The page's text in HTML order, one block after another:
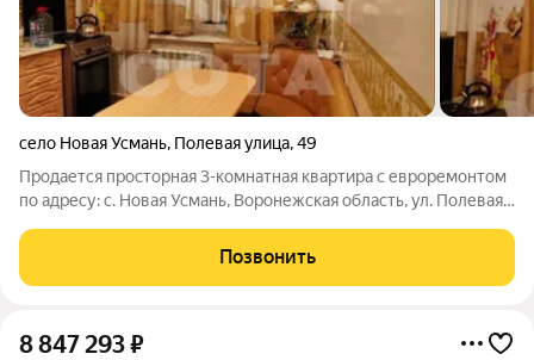
село Новая Усмань, Полевая улица,49
Продается просторная 3-комнатная квартира с евроремонтом
по адресу: с. Новая Усмань, Воронежская область, ул. Полевая,
живи без дополнительных вложений. Выполнен качественный
ремонт: натяжные
Позвонить
8 847 293₽